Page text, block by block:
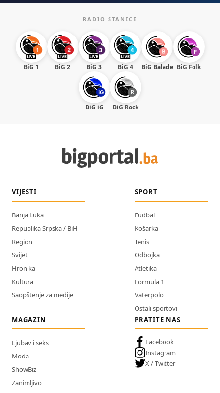
RADIO STANICE
BiG 1 BiG 2 BiG 3 BiG 4 BiG Balade BiG Folk
BiG iG BiG Rock
VIJESTI
Banja Luka
Republika Srpska / BiH
Region
Svijet
Hronika
Kultura
Saopštenje za medije
SPORT
Fudbal
Košarka
Tenis
Odbojka
Atletika
Formula 1
Vaterpolo
Ostali sportovi
MAGAZIN
Ljubav i seks
Moda
ShowBiz
Zanimljivo
PRATITE NAS
Facebook
Instagram
X / Twitter